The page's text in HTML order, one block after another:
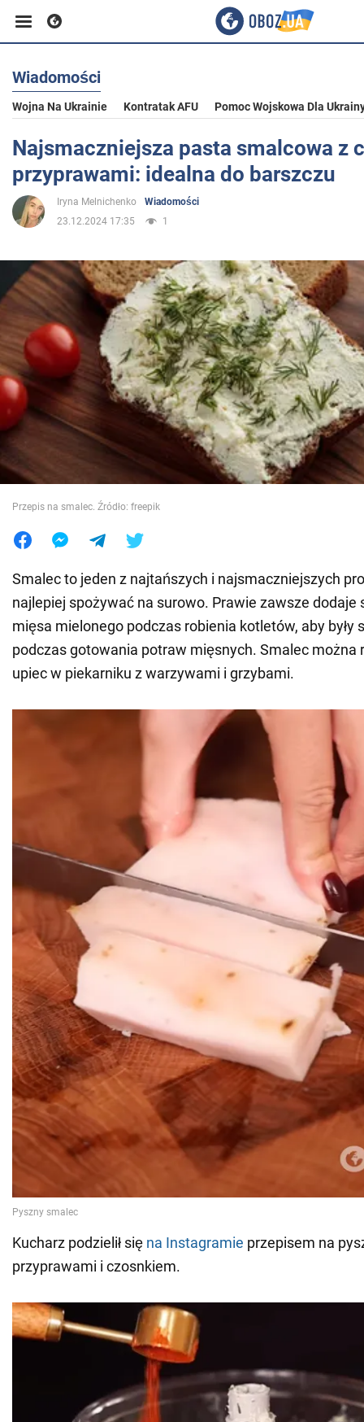
Biznes
Sport
Rozrywka
Polityka
Społeczeństwo
Wojna na Ukrainie
Świat
Jedzenie
Wiadomości
Wojna Na Ukrainie Kontratak AFU Pomoc Wojskowa Dla
Najsmaczniejsza pasta smalcowa z
przyprawami: idealna do barszczu
Iryna Melnichenko
Wiadomości
23.12.2024 17:35
1
Przepis na smalec. Źródło: freepik
Smalec to jeden z najtańszych i najsmaczniejszych
najlepiej spożywać na surowo. Prawie zawsze dodaje
mięsa mielonego podczas robienia kotletów, aby były
podczas gotowania potraw mięsnych. Smalec można
upiec w piekarniku z warzywami i grzybami.
Kucharz podzielił się na Instagramie przepisem na
przyprawami i czosnkiem.